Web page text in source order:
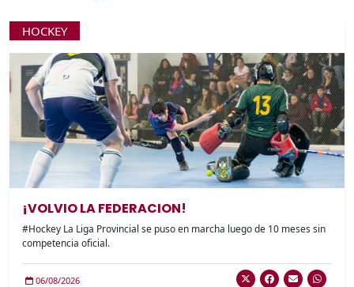
HOCKEY
¡VOLVIO LA FEDERACION!
#Hockey La Liga Provincial se puso en marcha luego de 10 meses sin
competencia oficial.
06/08/2026